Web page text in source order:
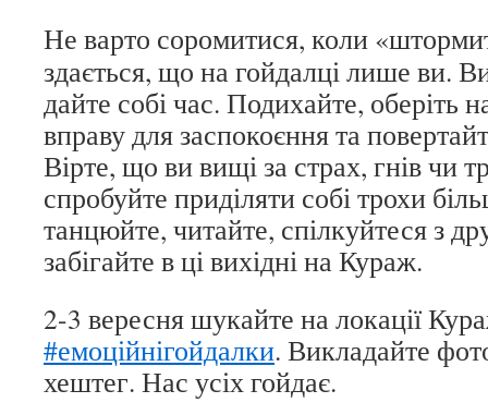
Не варто соромитися, коли
здається, що на гойдалці лише ви.
дайте собі час. Подихайте, оберіть
вправу для заспокоєння та
Вірте, що ви вищі за страх, гнів
спробуйте приділяти собі трохи
танцюйте, читайте, спілкуйтеся з
забігайте в ці вихідні на Кураж.
2-3 вересня шукайте на локації
#емоційнігойдалки. Викладайте
хештег. Нас усіх гойдає.